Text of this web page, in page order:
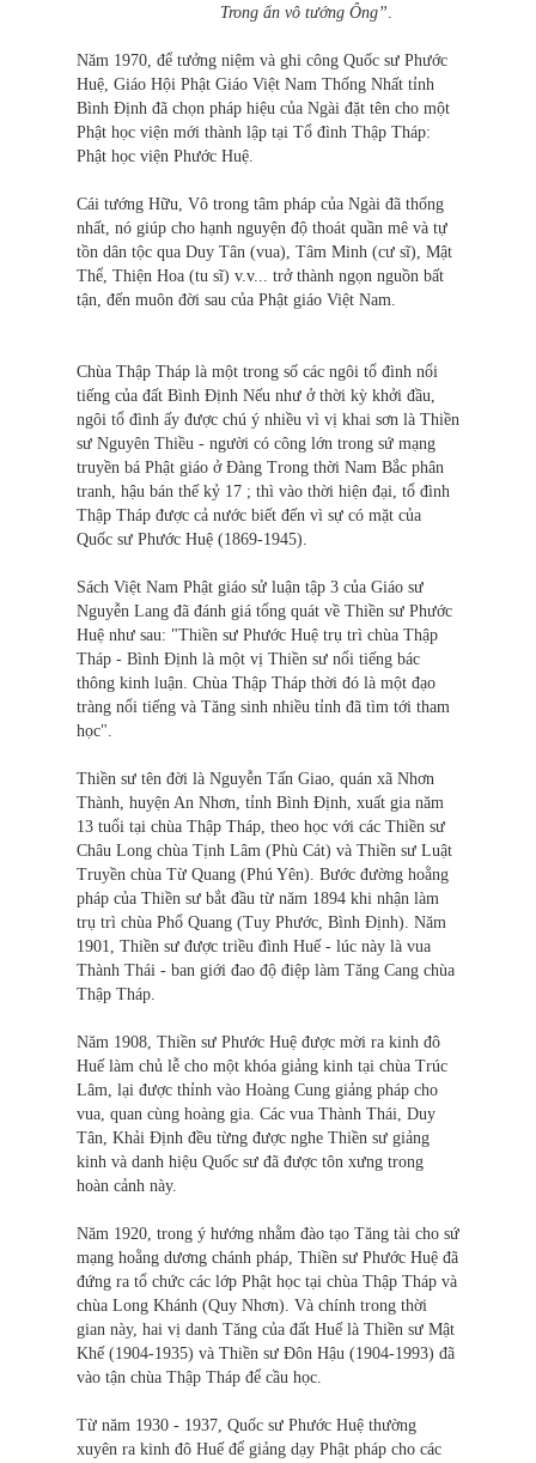
Trong ẩn vô tướng Ông”.
Năm 1970, để tưởng niệm và ghi công Quốc sư Phước
Huệ, Giáo Hội Phật Giáo Việt Nam Thống Nhất tỉnh
Bình Định đã chọn pháp hiệu của Ngài đặt tên cho một
Phật học viện mới thành lập tại Tổ đình Thập Tháp:
Phật học viện Phước Huệ.
Cái tướng Hữu, Vô trong tâm pháp của Ngài đã thống
nhất, nó giúp cho hạnh nguyện độ thoát quần mê và tự
tồn dân tộc qua Duy Tân (vua), Tâm Minh (cư sĩ), Mật
Thể, Thiện Hoa (tu sĩ) v.v... trở thành ngọn nguồn bất
tận, đến muôn đời sau của Phật giáo Việt Nam.
Chùa Thập Tháp là một trong số các ngôi tổ đình nổi
tiếng của đất Bình Định Nếu như ở thời kỳ khởi đầu,
ngôi tổ đình ấy được chú ý nhiều vì vị khai sơn là Thiền
sư Nguyên Thiều - người có công lớn trong sứ mạng
truyền bá Phật giáo ở Đàng Trong thời Nam Bắc phân
tranh, hậu bán thế kỷ 17 ; thì vào thời hiện đại, tổ đình
Thập Tháp được cả nước biết đến vì sự có mặt của
Quốc sư Phước Huệ (1869-1945).
Sách Việt Nam Phật giáo sử luận tập 3 của Giáo sư
Nguyễn Lang đã đánh giá tổng quát về Thiền sư Phước
Huệ như sau: "Thiền sư Phước Huệ trụ trì chùa Thập
Tháp - Bình Định là một vị Thiền sư nổi tiếng bác
thông kinh luận. Chùa Thập Tháp thời đó là một đạo
tràng nổi tiếng và Tăng sinh nhiều tỉnh đã tìm tới tham
học".
Thiền sư tên đời là Nguyễn Tấn Giao, quán xã Nhơn
Thành, huyện An Nhơn, tỉnh Bình Định, xuất gia năm
13 tuổi tại chùa Thập Tháp, theo học với các Thiền sư
Châu Long chùa Tịnh Lâm (Phù Cát) và Thiền sư Luật
Truyền chùa Từ Quang (Phú Yên). Bước đường hoằng
pháp của Thiền sư bắt đầu từ năm 1894 khi nhận làm
trụ trì chùa Phổ Quang (Tuy Phước, Bình Định). Năm
1901, Thiền sư được triều đình Huế - lúc này là vua
Thành Thái - ban giới đao độ điệp làm Tăng Cang chùa
Thập Tháp.
Năm 1908, Thiền sư Phước Huệ được mời ra kinh đô
Huế làm chủ lễ cho một khóa giảng kinh tại chùa Trúc
Lâm, lại được thỉnh vào Hoàng Cung giảng pháp cho
vua, quan cùng hoàng gia. Các vua Thành Thái, Duy
Tân, Khải Định đều từng được nghe Thiền sư giảng
kinh và danh hiệu Quốc sư đã được tôn xưng trong
hoàn cảnh này.
Năm 1920, trong ý hướng nhằm đào tạo Tăng tài cho sứ
mạng hoằng dương chánh pháp, Thiền sư Phước Huệ đã
đứng ra tổ chức các lớp Phật học tại chùa Thập Tháp và
chùa Long Khánh (Quy Nhơn). Và chính trong thời
gian này, hai vị danh Tăng của đất Huế là Thiền sư Mật
Khế (1904-1935) và Thiền sư Đôn Hậu (1904-1993) đã
vào tận chùa Thập Tháp để cầu học.
Từ năm 1930 - 1937, Quốc sư Phước Huệ thường
xuyên ra kinh đô Huế để giảng dạy Phật pháp cho các